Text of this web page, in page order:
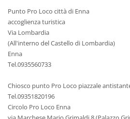
Punto Pro Loco città di Enna
accoglienza turistica
Via Lombardia
(All'interno del Castello di Lombardia)
Enna
Tel.0935560733
Chiosco punto Pro Loco piazzale
Tel.09351820196
Circolo Pro Loco Enna